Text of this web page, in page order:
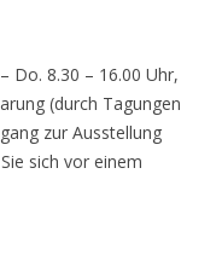
Do. 8.30 – 16.00 Uhr,
(durch Tagungen
zur Ausstellung
sich vor einem